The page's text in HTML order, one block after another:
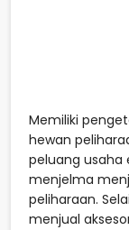
Memiliki
hewan
peluang usaha
menjelma
peliharaan.
menjual